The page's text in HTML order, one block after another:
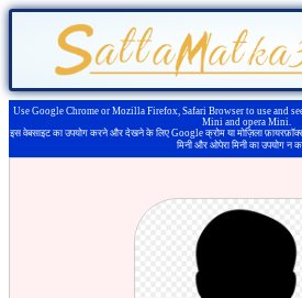
Use Google Chrome or Mozilla Firefox, Safari Browser to use and
Mini and opera Mini.
इस वेबसाइट का उपयोग करने और देखने के लिए Google क्रोम या मोज़िला
मिनी और ओपेरा मिनी का उपयोग न